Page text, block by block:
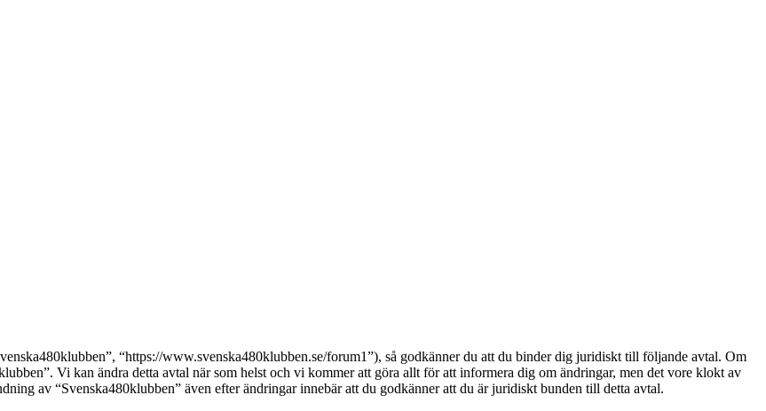
“https://www.svenska480klubben.se/forum1”), så godkänner du att du binder dig juridiskt till följande avtal. Om
Vi kan ändra detta avtal när som helst och vi kommer att göra allt för att informera dig om ändringar, men det vore klokt av
av “Svenska480klubben” även efter ändringar innebär att du godkänner att du är juridiskt bunden till detta avtal.